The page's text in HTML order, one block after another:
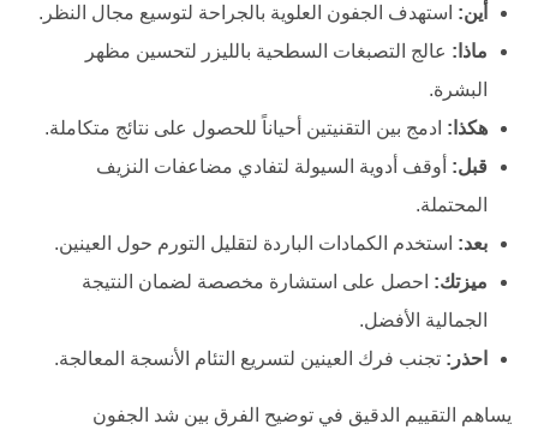
أين: استهدف الجفون العلوية بالجراحة لتوسيع مجال النظر.
ماذا: عالج التصبغات السطحية بالليزر لتحسين مظهر
البشرة.
هكذا: ادمج بين التقنيتين أحياناً للحصول على نتائج متكاملة.
قبل: أوقف أدوية السيولة لتفادي مضاعفات النزيف
المحتملة.
بعد: استخدم الكمادات الباردة لتقليل التورم حول العينين.
ميزتك: احصل على استشارة مخصصة لضمان النتيجة
الجمالية الأفضل.
احذر: تجنب فرك العينين لتسريع التئام الأنسجة المعالجة.
يساهم التقييم الدقيق في توضيح الفرق بين شد الجفون